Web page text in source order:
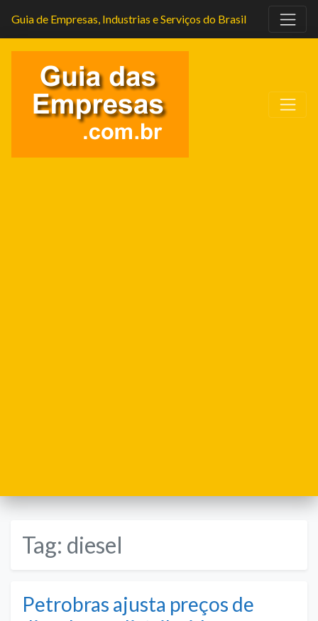
Guia de Empresas, Industrias e Serviços do Brasil
Tag: diesel
Petrobras ajusta preços de